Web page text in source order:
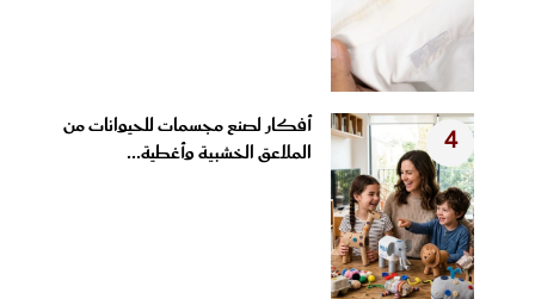
4
أفكار لصنع مجسمات للحيوانات من
الملاعق الخشبية وأغطية...